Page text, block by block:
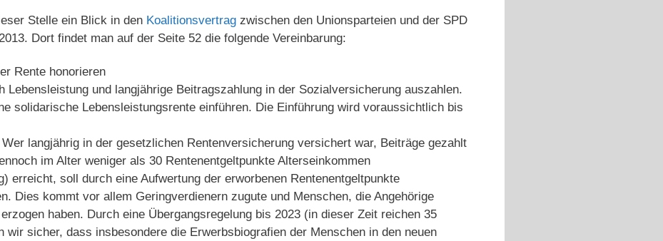
Stelle ein Blick in den Koalitionsvertrag zwischen den Unionsparteien und der SPD
Dort findet man auf der Seite 52 die folgende Vereinbarung:
Rente honorieren
Lebensleistung und langjährige Beitragszahlung in der Sozialversicherung auszahlen.
solidarische Lebensleistungsrente einführen. Die Einführung wird voraussichtlich bis
langjährig in der gesetzlichen Rentenversicherung versichert war, Beiträge gezahlt
im Alter weniger als 30 Rentenentgeltpunkte Alterseinkommen
erreicht, soll durch eine Aufwertung der erworbenen Rentenentgeltpunkte
Dies kommt vor allem Geringverdienern zugute und Menschen, die Angehörige
haben. Durch eine Übergangsregelung bis 2023 (in dieser Zeit reichen 35
wir sicher, dass insbesondere die Erwerbsbiografien der Menschen in den neuen